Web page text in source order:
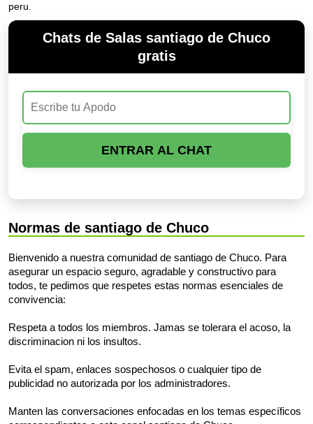
peru.
Chats de Salas santiago de Chuco
gratis
ENTRAR AL CHAT
Normas de santiago de Chuco
Bienvenido a nuestra comunidad de santiago de Chuco. Para
asegurar un espacio seguro, agradable y constructivo para
todos, te pedimos que respetes estas normas esenciales de
convivencia:
Respeta a todos los miembros. Jamas se tolerara el acoso, la
discriminacion ni los insultos.
Evita el spam, enlaces sospechosos o cualquier tipo de
publicidad no autorizada por los administradores.
Manten las conversaciones enfocadas en los temas específicos